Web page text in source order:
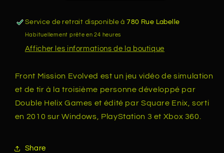
Service de retrait disponible à780 Rue Labelle
Habituellement prête en 24 heures
Afficher les informations de la boutique
Front Mission Evolved est un jeu vidéo de simulation
et de tir à la troisième personne développé par
Double Helix Games et édité par Square Enix, sorti
en 2010 sur Windows, PlayStation 3 et Xbox 360.
Share